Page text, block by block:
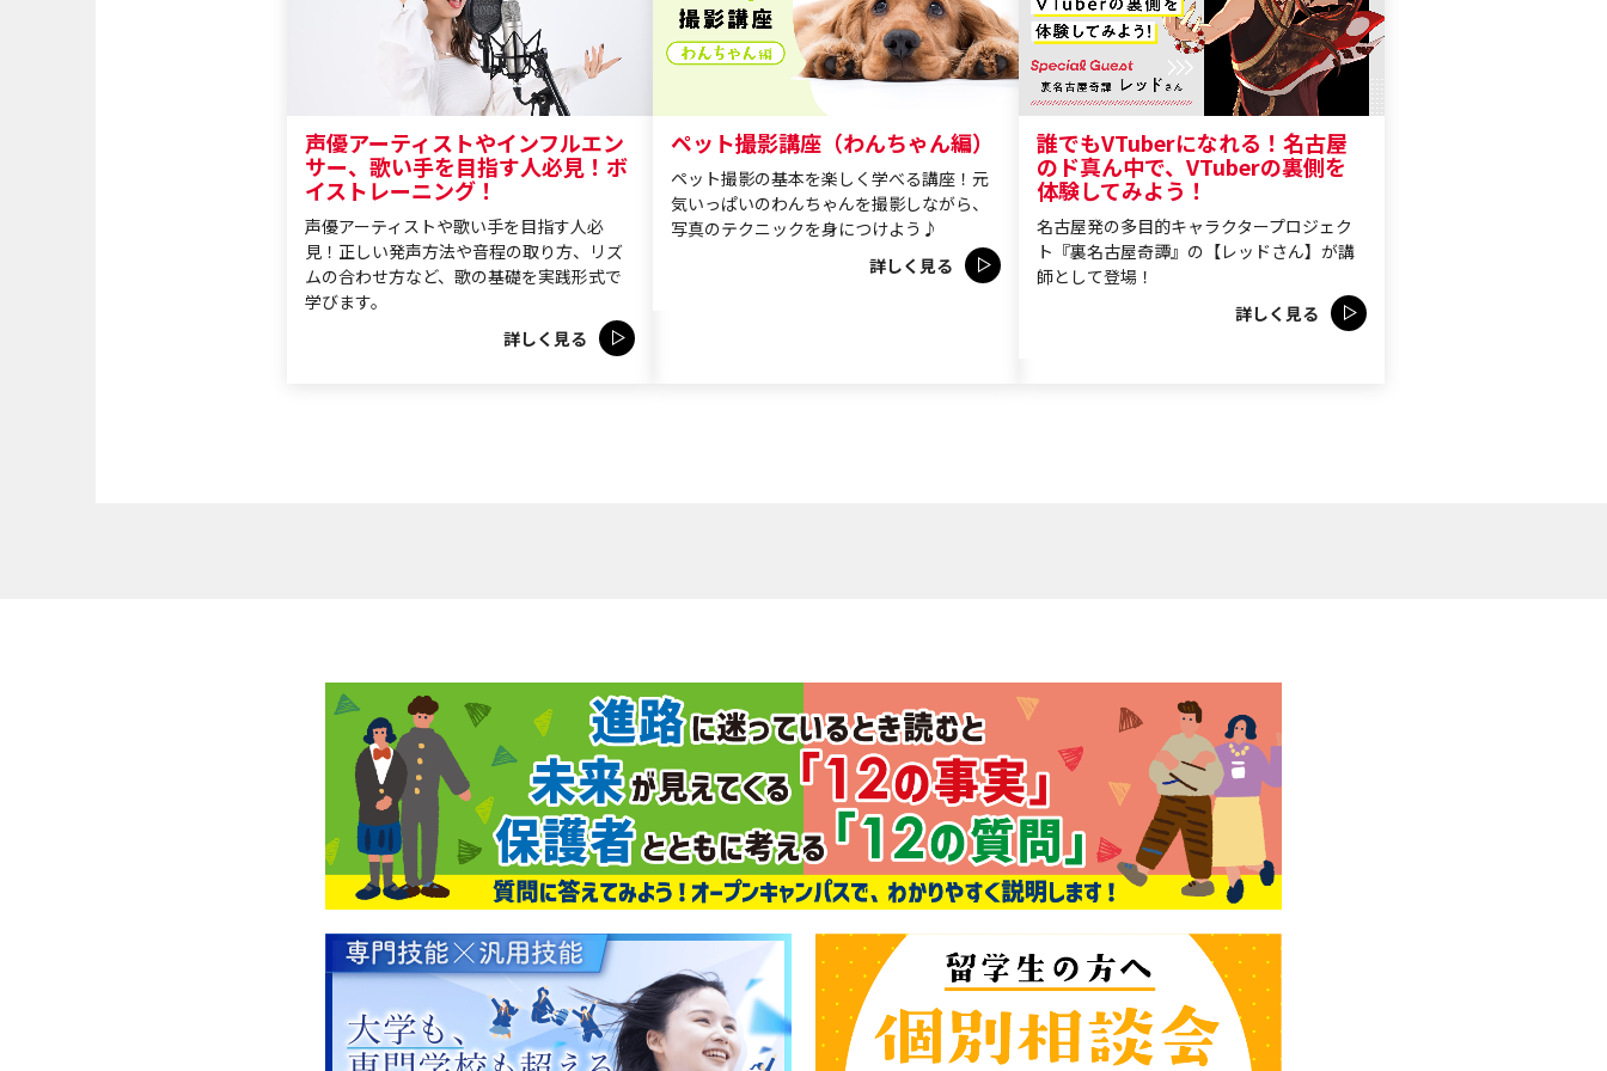
声優アーティストやインフルエン
サー、歌い手を目指す人必見！ボ
イストレーニング！
声優アーティストや歌い手を目指す人必
見！正しい発声方法や音程の取り方、リズ
ムの合わせ方など、歌の基礎を実践形式で
学びます。
詳しく見る
ペット撮影講座（わんちゃん編）
ペット撮影の基本を楽しく学べる講座！元
気いっぱいのわんちゃんを撮影しながら、
写真のテクニックを身につけよう♪
詳しく見る
誰でもVTuberになれる！名古屋
のド真ん中で、VTuberの裏側を
体験してみよう！
名古屋発の多目的キャラクタープロジェク
ト『裏名古屋奇譚』の【レッドさん】が講
師として登場！
詳しく見る